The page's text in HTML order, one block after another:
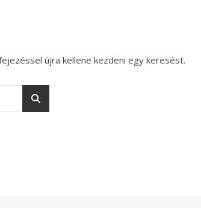
újra kellene kezdeni egy keresést.